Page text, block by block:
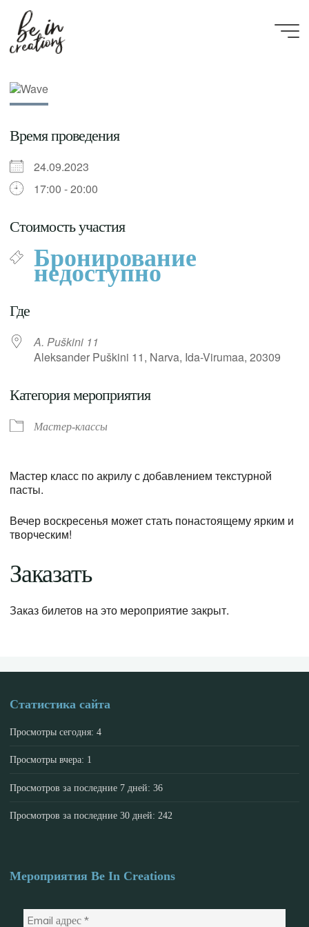
Время проведения
24.09.2023
17:00 - 20:00
Стоимость участия
Бронирование
недоступно
Где
A. Puškini 11
Aleksander Puškini 11, Narva, Ida-Virumaa, 20309
Категория мероприятия
Мастер-классы
Мастер класс по акрилу с добавлением текстурной
пасты.
Вечер воскресенья может стать понастоящему ярким и
творческим!
Заказать
Заказ билетов на это мероприятие закрыт.
Статистика сайта
Просмотры сегодня:4
Просмотры вчера: 1
Просмотров за последние 7 дней:36
Просмотров за последние 30 дней: 242
Мероприятия Be In Creations